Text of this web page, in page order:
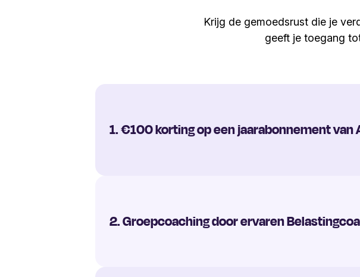
Krijg de gemoedsrust die je
geeft je toegang
1. €100 korting op een jaarabonnement
2. Groepcoaching door ervaren